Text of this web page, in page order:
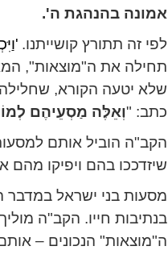
אמונה בהנהגת ה'.
לפי זה תתורץ קושייתנו.
תחילה את ה"מוצאות",
שלא יטעה הקורא,
כתב: "וְאֵלֶּה מַסְעֵיהֶם
הקב"ה הוביל אותם
שיזדככו בהם ויפיקו
מסעות בני ישראל במדבר
בנתיבות חייו. הקב"ה
ה"מוצאות" הנכונים – אותם